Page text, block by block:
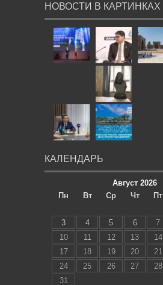
НОВОСТИ В КАРТИНКАХ
КАЛЕНДАРЬ
Август 2026
Пн
Вт Ср Чт Пт
3
4 5 6 7
10
11 12 13 14
17
18 19 20 21
24
25 26 27 28
31